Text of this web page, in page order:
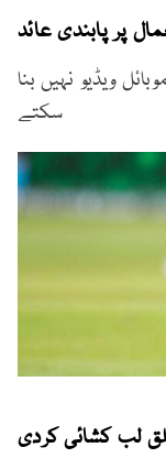
پر پابندی عائد
ویڈیو نہیں بنا
سکتے
لب کشائی کردی